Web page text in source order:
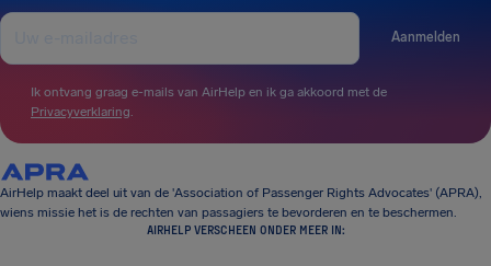
Aanmelden
Ik ontvang graag e-mails van AirHelp en ik ga akkoord met de
Privacyverklaring
AirHelp maakt deel uit van de 'Association of Passenger Rights Advocates' (APRA),
wiens missie het is de rechten van passagiers te bevorderen en te beschermen.
AIRHELP VERSCHEEN ONDER MEER IN: